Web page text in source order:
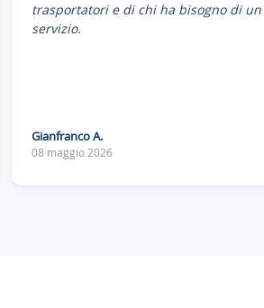
trasportatori e di chi ha bisogno di un
servizio.
Gianfranco A.
08 maggio 2026